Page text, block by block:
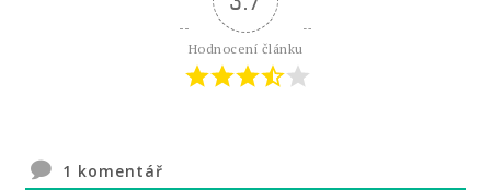
Hodnocení článku
1 komentář